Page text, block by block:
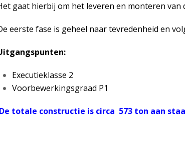
gaat hierbij om het leveren en monteren van
eerste fase is geheel naar tevredenheid en
Executieklasse 2
Voorbewerkingsgraad P1
De totale constructie is circa 573 ton aan